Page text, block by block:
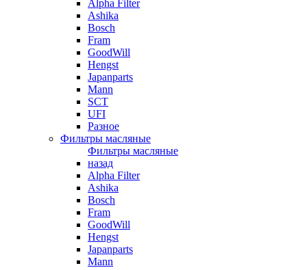
Alpha Filter
Ashika
Bosch
Fram
GoodWill
Hengst
Japanparts
Mann
SCT
UFI
Разное
Фильтры масляные
Фильтры масляные
назад
Alpha Filter
Ashika
Bosch
Fram
GoodWill
Hengst
Japanparts
Mann